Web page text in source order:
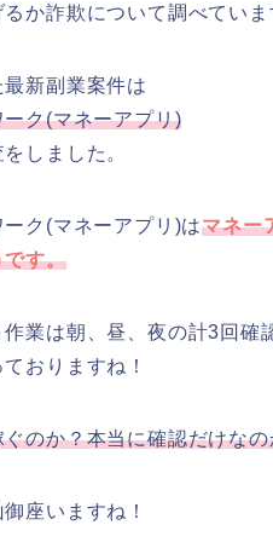
か詐欺について調べていま
新副業案件は
ク(マネーアプリ)
しました。
ーク(マネーアプリ)はマネー
です。
作業は朝、昼、夜の計3回
おりますね！
のか？本当に確認だけな
座いますね！